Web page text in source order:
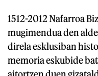
1512-2012 Nafarroa
mugimendua den
direla esklusiban
memoria eskubide